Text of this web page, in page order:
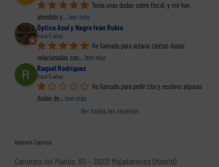
Tenia unas dudas sobre fiscal, y me han
atendido y... leer más
Óptica Azul y Negro Iván Rubio
hace 5 años
He llamado para aclarar ciertas dudas
relacionadas con... leer más
Raquel Rodriguez
hace 5 años
He llamado para pedir cita y resolver algunas
dudas de... leer más
Ver todas las reseñas
Asesoría Cepresa
Carretera del Plantío, 80 – 28221 Majadahonda (Madrid)